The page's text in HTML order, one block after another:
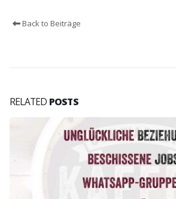
Back to Beiträge
RELATED POSTS